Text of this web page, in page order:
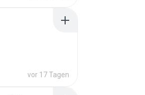
vor 17 Tagen